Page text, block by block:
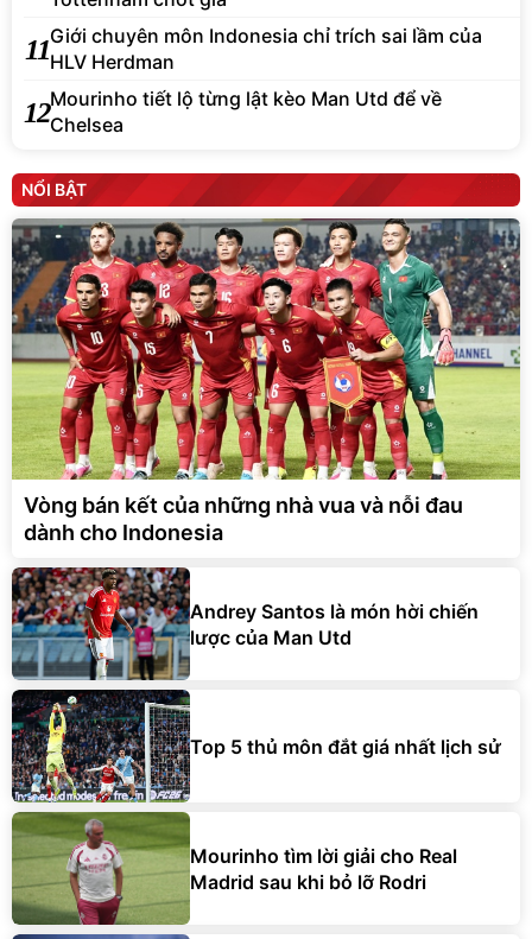
11Giới chuyên môn Indonesia chỉ trích sai lầm của
HLV Herdman
12Mourinho tiết lộ từng lật kèo Man Utd để về
Chelsea
NỔI BẬT
Vòng bán kết của những nhà vua và nỗi đau
dành cho Indonesia
Andrey Santos là món hời chiến
lược của Man Utd
Top 5 thủ môn đắt giá nhất lịch sử
Mourinho tìm lời giải cho Real
Madrid sau khi bỏ lỡ Rodri